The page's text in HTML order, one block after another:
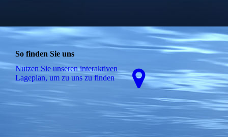
So finden Sie uns
Nutzen Sie unseren interaktiven
La­ge­plan, um zu uns zu finden